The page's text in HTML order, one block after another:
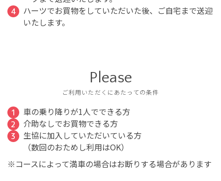
ハーツでお買物をしていただいた後、ご自宅まで送迎
いたします。
Please
ご利用いただくにあたっての条件
車の乗り降りが1人でできる方
介助なしでお買物できる方
生協に加入していただいている方
（数回のおためし利用はOK）
※コースによって満車の場合はお断りする場合があります